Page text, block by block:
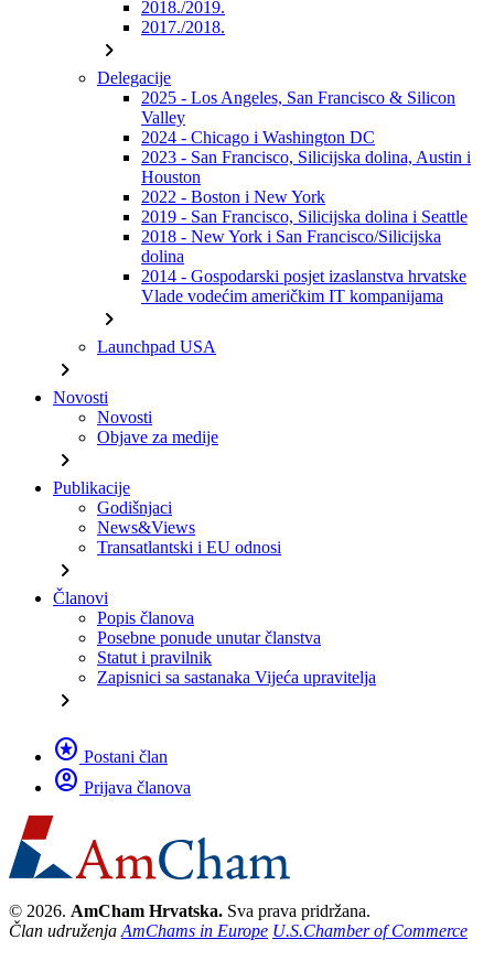
2018./2019.
2017./2018.
chevron_right
Delegacije
2025 - Los Angeles, San Francisco & Silicon
Valley
2024 - Chicago i Washington DC
2023 - San Francisco, Silicijska dolina, Austin i
Houston
2022 - Boston i New York
2019 - San Francisco, Silicijska dolina i Seattle
2018 - New York i San Francisco/Silicijska
dolina
2014 - Gospodarski posjet izaslanstva hrvatske
Vlade vodećim američkim IT kompanijama
chevron_right
Launchpad USA
chevron_right
Novosti
Novosti
Objave za medije
chevron_right
Publikacije
Godišnjaci
News&Views
Transatlantski i EU odnosi
chevron_right
Članovi
Popis članova
Posebne ponude unutar članstva
Statut i pravilnik
Zapisnici sa sastanaka Vijeća upravitelja
chevron_right
stars Postani član
account_circle Prijava članova
© 2026. AmCham Hrvatska. Sva prava pridržana.
Član udruženja AmChams in Europe U.S.Chamber of Commerce